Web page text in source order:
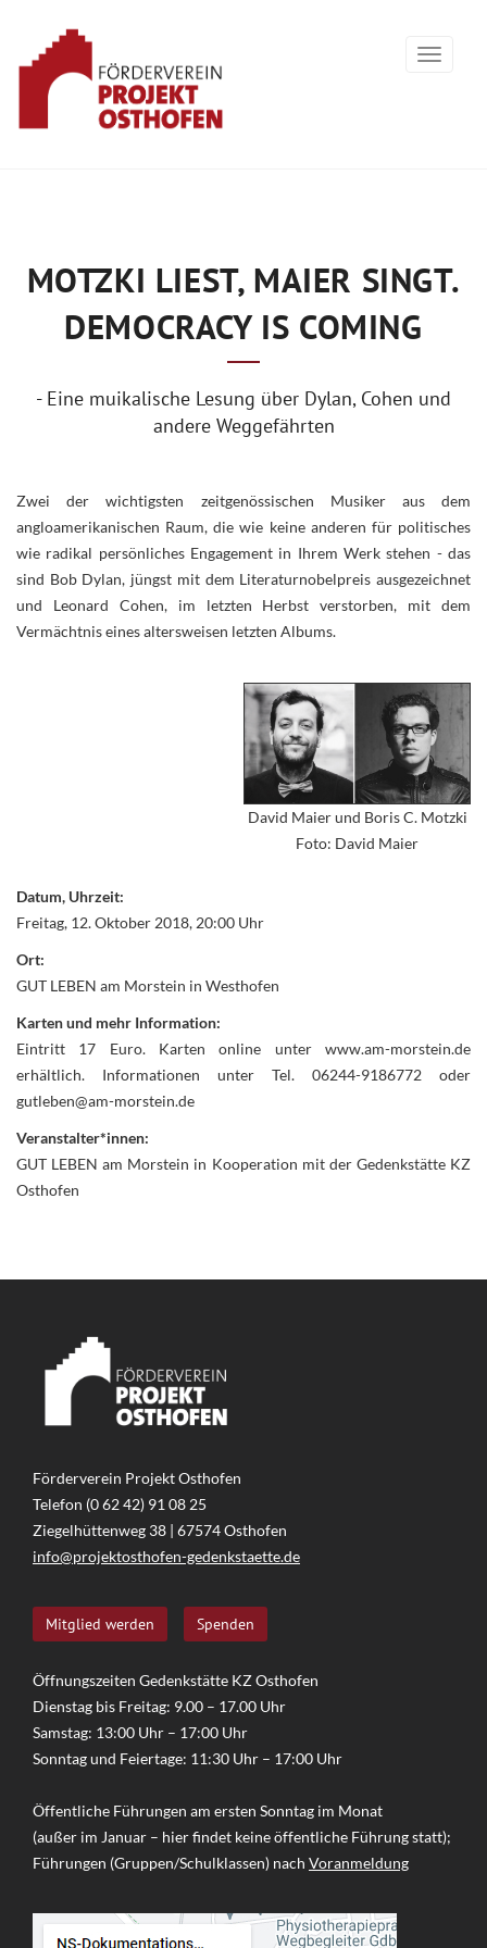
MOTZKI LIEST, MAIER SINGT.
DEMOCRACY IS COMING
- Eine muikalische Lesung über Dylan, Cohen und
andere Weggefährten
Zwei der wichtigsten zeitgenössischen Musiker aus dem
angloamerikanischen Raum, die wie keine anderen für politisches
wie radikal persönliches Engagement in Ihrem Werk stehen - das
sind Bob Dylan, jüngst mit dem Literaturnobelpreis ausgezeichnet
und Leonard Cohen, im letzten Herbst verstorben, mit dem
Vermächtnis eines altersweisen letzten Albums.
David Maier und Boris C. Motzki
Foto: David Maier
Datum, Uhrzeit:
Freitag, 12. Oktober 2018, 20:00 Uhr
Ort:
GUT LEBEN am Morstein in Westhofen
Karten und mehr Information:
Eintritt 17 Euro. Karten online unter www.am-morstein.de
erhältlich. Informationen unter Tel. 06244-9186772 oder
gutleben@am-morstein.de
Veranstalter*innen:
GUT LEBEN am Morstein in Kooperation mit der Gedenkstätte KZ
Osthofen
Förderverein Projekt Osthofen
Telefon (0 62 42) 91 08 25
Ziegelhüttenweg 38 | 67574 Osthofen
info@projektosthofen-gedenkstaette.de
Mitglied werden Spenden
Öffnungszeiten Gedenkstätte KZ Osthofen
Dienstag bis Freitag: 9.00 – 17.00 Uhr
Samstag: 13:00 Uhr – 17:00 Uhr
Sonntag und Feiertage: 11:30 Uhr – 17:00 Uhr
Öffentliche Führungen am ersten Sonntag im Monat
(außer im Januar – hier findet keine öffentliche Führung statt);
Führungen (Gruppen/Schulklassen) nach Voranmeldung